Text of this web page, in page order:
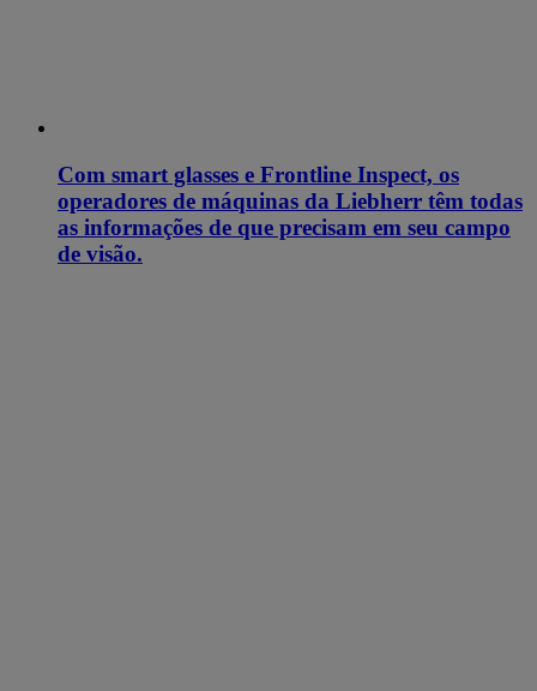
Com smart glasses e Frontline Inspect, os
operadores de máquinas da Liebherr têm todas
as informações de que precisam em seu campo
de visão.